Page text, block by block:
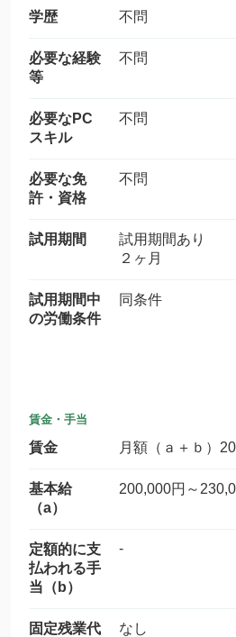
学歴 不問
必要な経験
等
不問
必要なPC
スキル
不問
必要な免
許・資格
不問
試用期間
試用期間あり
２ヶ月
試用期間中
の労働条件
同条件
賃金・手当
賃金 月額（ａ＋ｂ）
基本給
（a）
200,000円～
定額的に支
払われる手
当（b）
-
固定残業代
なし